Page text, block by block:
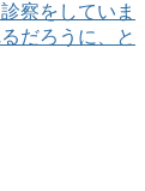
察をしていま
だろうに、と